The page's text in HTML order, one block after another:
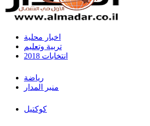
اخبار محلية
تربية وتعليم
انتخابات 2018
رياضة
منبر المدار
كوكتيل